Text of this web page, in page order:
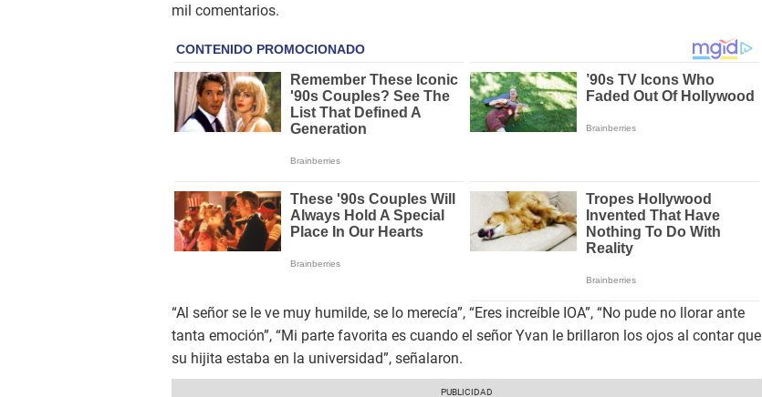
mil comentarios.
“Al señor se le ve muy humilde, se lo merecía”, “Eres increíble IOA”, “No pude no llorar ante
tanta emoción”, “Mi parte favorita es cuando el señor Yvan le brillaron los ojos al contar que
su hijita estaba en la universidad”, señalaron.